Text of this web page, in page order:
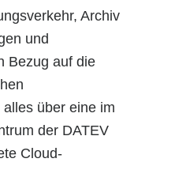
Archiv
und
Bezug auf die
über eine im
der DATEV
Cloud-